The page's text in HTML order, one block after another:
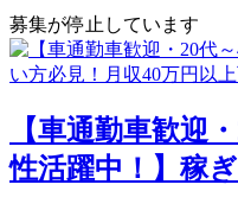
募集が停止しています
【車通勤車歓迎
性活躍中！】稼